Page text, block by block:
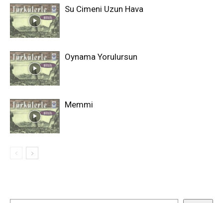
Su Cimeni Uzun Hava
Oynama Yorulursun
Memmi